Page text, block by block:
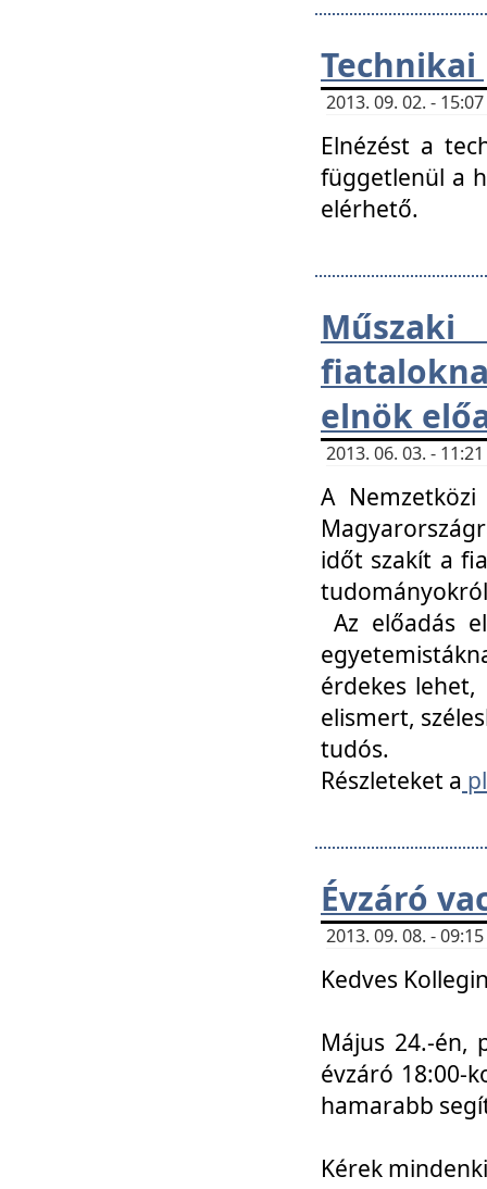
2013. 09. 02. -
Elnézést a
függetlenül a
elérhető.
elnök
2013. 06. 03. -
A
időt szakít a
Az előadás
érdekes lehet,
elismert,
tudós.
Részleteket a
Évzáró
2013. 09. 08. -
Kedves
Május 24.-én,
évzáró 18:00-
hamarabb
Kérek